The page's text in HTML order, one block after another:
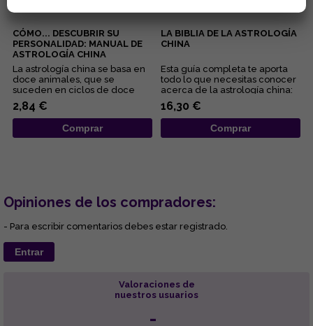
CÓMO... DESCUBRIR SU
PERSONALIDAD: MANUAL DE
ASTROLOGÍA CHINA
La astrología china se basa en
doce animales, que se
suceden en ciclos de doce
años y marcan la personalidad
d...
2,84 €
Comprar
LA BIBLIA DE LA ASTROLOGÍA
CHINA
Esta guía completa te aporta
todo lo que necesitas conocer
acerca de la astrología china:
describe los doce an...
16,30 €
Comprar
Opiniones de los compradores:
- Para escribir comentarios debes estar registrado.
Entrar
Valoraciones de
nuestros usuarios
-